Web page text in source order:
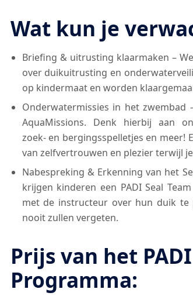
Wat kun je
Briefing & uitrusting klaarmaken –
over duikuitrusting en
op kindermaat en worden
Onderwatermissies in het zwembad
AquaMissions. Denk hierbij aan
zoek- en bergingsspelletjes en meer!
van zelfvertrouwen en plezier terwijl
Nabespreking & Erkenning van het
krijgen kinderen een PADI Seal
met de instructeur over hun duik
nooit zullen vergeten.
Prijs van het
Programma: